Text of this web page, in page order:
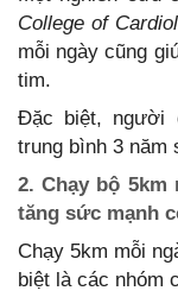
College of
mỗi ngày cũng
tim.
Đặc biệt, người
trung bình 3 năm
2. Chạy bộ
tăng sức mạnh
Chạy 5km mỗi
biệt là các nhóm